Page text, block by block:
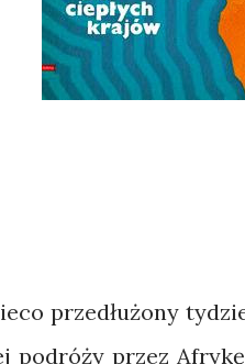
przedłużony
podróży przez